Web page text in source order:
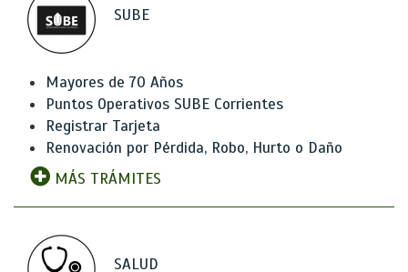
SUBE
Mayores de 70 Años
Puntos Operativos SUBE Corrientes
Registrar Tarjeta
Renovación por Pérdida, Robo, Hurto o Daño
MÁS TRÁMITES
SALUD